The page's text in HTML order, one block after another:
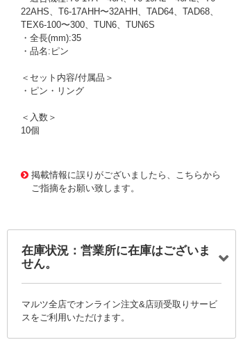
22AHS、T6-17AHH〜32AHH、TAD64、TAD68、
TEX6-100〜300、TUN6、TUN6S
・全長(mm):35
・品名:ピン
＜セット内容/付属品＞
・ピン・リング
＜入数＞
10個
掲載情報に誤りがございましたら、こちらから
ご指摘をお願い致します。
在庫状況：営業所に在庫はございま
せん。
マルツ全店でオンライン注文&店頭受取りサービ
スをご利用いただけます。